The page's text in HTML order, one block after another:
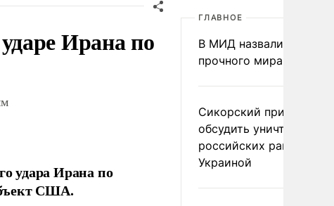
Ирана по
удара Ирана по
США.
ГЛАВНОЕ
В МИД назвали условия
прочного мира на
Сикорский призвал
обсудить уничтожение
российских ракет над
Украиной